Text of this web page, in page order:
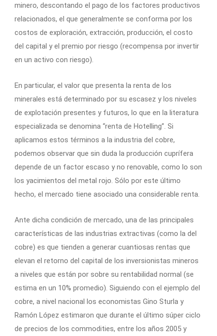
minero, descontando el pago de los factores productivos
relacionados, el que generalmente se conforma por los
costos de exploración, extracción, producción, el costo
del capital y el premio por riesgo (recompensa por invertir
en un activo con riesgo).
En particular, el valor que presenta la renta de los
minerales está determinado por su escasez y los niveles
de explotación presentes y futuros, lo que en la literatura
especializada se denomina “renta de Hotelling”. Si
aplicamos estos términos a la industria del cobre,
podemos observar que sin duda la producción cuprífera
depende de un factor escaso y no renovable, como lo son
los yacimientos del metal rojo. Sólo por este último
hecho, el mercado tiene asociado una considerable renta.
Ante dicha condición de mercado, una de las principales
características de las industrias extractivas (como la del
cobre) es que tienden a generar cuantiosas rentas que
elevan el retorno del capital de los inversionistas mineros
a niveles que están por sobre su rentabilidad normal (se
estima en un 10% promedio). Siguiendo con el ejemplo del
cobre, a nivel nacional los economistas Gino Sturla y
Ramón López estimaron que durante el último súper ciclo
de precios de los commodities, entre los años 2005 y